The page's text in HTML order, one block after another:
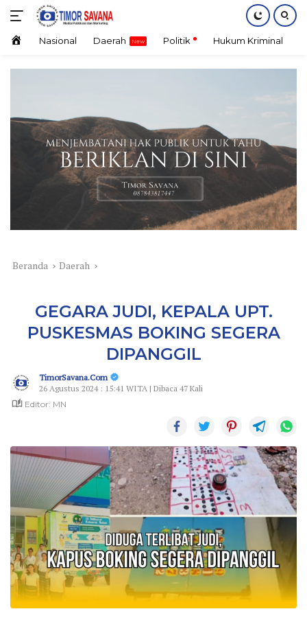
Langsung
konten HomeNasional Daerah Politik Hukum Kriminal
Beranda Daerah
GEGARA JUDI, KEPALA UPT.
PUSKESMAS BOKING SEGERA
DIPANGGIL
TimorSavana.Com
26 Agustus 2024 : 15:41 WITA | Dibaca 47 Kali
Editor: MN